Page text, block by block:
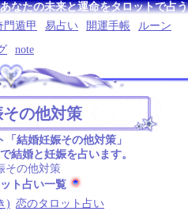
あなたの未来と運命をタロットで占う
門遁甲 易占い 開運手帳
ルーン
note
の他対策
結婚妊娠その他対策」
結婚と妊娠を占います。
その他対策
ト占い一覧
) 恋のタロット占い